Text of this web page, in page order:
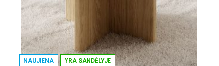
NAUJIENA YRA SANDĖLYJE